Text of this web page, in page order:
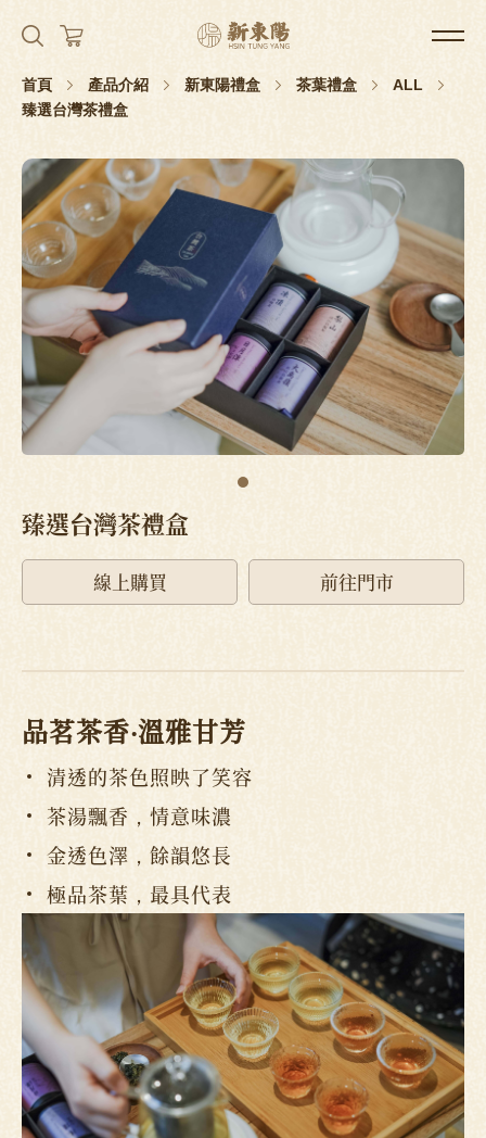
首頁 產品介紹 新東陽禮盒 茶葉禮盒
ALL
臻選台灣茶禮盒
臻選台灣茶禮盒
線上購買 前往門市
品茗茶香‧溫雅甘芳
清透的茶色照映了笑容
茶湯飄香，情意味濃
金透色澤，餘韻悠長
極品茶葉，最具代表